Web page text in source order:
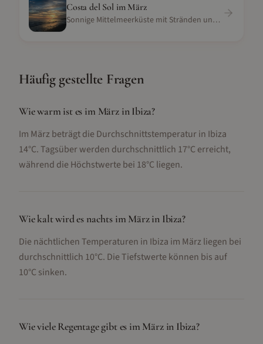
Costa del Sol im März
Sonnige Mittelmeerküste mit Stränden und Golfresorts
Häufig gestellte Fragen
Wie warm ist es im März in Ibiza?
Im März beträgt die Durchschnittstemperatur in Ibiza
14°C. Tagsüber werden durchschnittlich 17°C erreicht,
während die Höchstwerte bei 18°C liegen.
Wie kalt wird es nachts im März in Ibiza?
Die nächtlichen Temperaturen in Ibiza im März liegen bei
durchschnittlich 10°C. Die Tiefstwerte können bis auf
10°C sinken.
Wie viele Regentage gibt es im März in Ibiza?